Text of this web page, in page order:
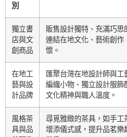
別
獨立書
店與文
創商品
販售設計獨特、充滿巧思
連結在地文化、藝術創作
懷。
在地工
藝與設
計品牌
匯聚台灣在地設計師與工
編織小物、獨立設計服
文化精神與職人溫度。
風格茶
具與品
尋覓雅緻的茶具，如手
增添儀式感，提升品茗